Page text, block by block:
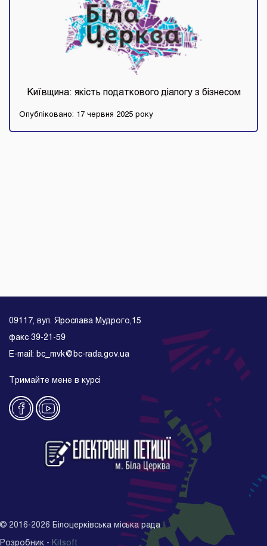
Київщина: якість податкового діалогу з бізнесом
Опубліковано: 17 червня 2025 року
09117, вул. Ярослава Мудрого,15
факс 39-21-59
E-mail: bc_mvk@bc-rada.gov.ua
Тримайте мене в курсі
© 2016-2026 Білоцерківська міська рада
Розробник - Kitsoft